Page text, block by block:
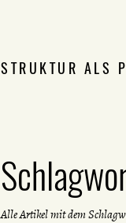
STRUKTUR ALS
Alle Artikel mit dem